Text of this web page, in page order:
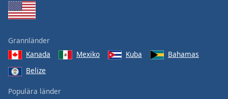
Grannländer
Kanada
Mexiko Kuba
Bahamas
Belize
Populära länder